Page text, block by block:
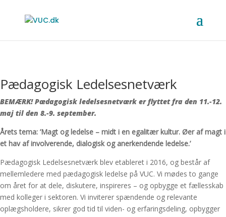
Pædagogisk Ledelsesnetværk
BEMÆRK! Pædagogisk ledelsesnetværk er flyttet fra den 11.-12.
maj til den 8.-9. september.
Årets tema: ’Magt og ledelse – midt i en egalitær kultur. Øer af magt i
et hav af involverende, dialogisk og anerkendende ledelse.’
Pædagogisk Ledelsesnetværk blev etableret i 2016, og består af
mellemledere med pædagogisk ledelse på VUC. Vi mødes to gange
om året for at dele, diskutere, inspireres – og opbygge et fællesskab
med kolleger i sektoren. Vi inviterer spændende og relevante
oplægsholdere, sikrer god tid til viden- og erfaringsdeling, opbygger